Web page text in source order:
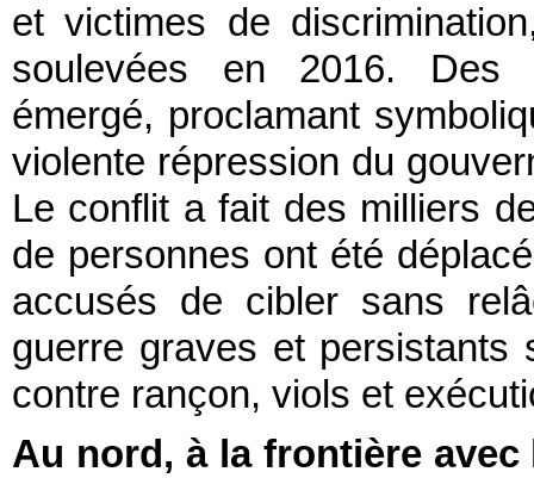
et victimes de
soulevées en 2016. Des
émergé, proclamant
violente répression du
Le conflit a fait des milliers
de personnes ont été
accusés de cibler sans
guerre graves et persistants
contre rançon, viols et
Au nord, à la frontière